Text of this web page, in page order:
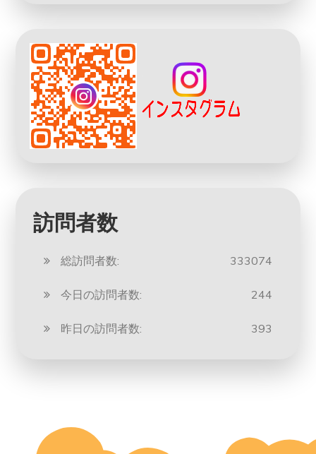
訪問者数
333074
総訪問者数:
244
今日の訪問者数:
393
昨日の訪問者数: